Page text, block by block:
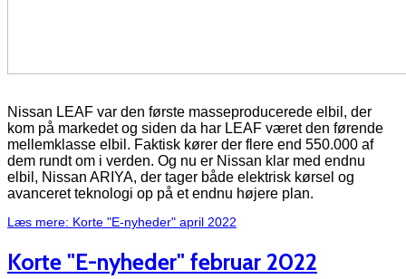
Nissan LEAF var den første masseproducerede elbil, der
kom på markedet og siden da har LEAF været den førende
mellemklasse elbil. Faktisk kører der flere end 550.000 af
dem rundt om i verden. Og nu er Nissan klar med endnu
elbil, Nissan ARIYA, der tager både elektrisk kørsel og
avanceret teknologi op på et endnu højere plan.
Læs mere: Korte "E-nyheder" april 2022
Korte "E-nyheder" februar 2022